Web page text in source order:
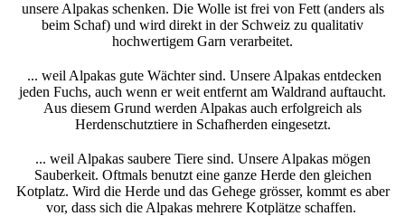
unsere Alpakas schenken. Die Wolle ist frei von Fett (anders als
beim Schaf) und wird direkt in der Schweiz zu qualitativ
hochwertigem Garn verarbeitet.
... weil Alpakas gute Wächter sind. Unsere Alpakas entdecken
jeden Fuchs, auch wenn er weit entfernt am Waldrand auftaucht.
Aus diesem Grund werden Alpakas auch erfolgreich als
Herdenschutztiere in Schafherden eingesetzt.
... weil Alpakas saubere Tiere sind. Unsere Alpakas mögen
Sauberkeit. Oftmals benutzt eine ganze Herde den gleichen
Kotplatz. Wird die Herde und das Gehege grösser, kommt es aber
vor, dass sich die Alpakas mehrere Kotplätze schaffen.